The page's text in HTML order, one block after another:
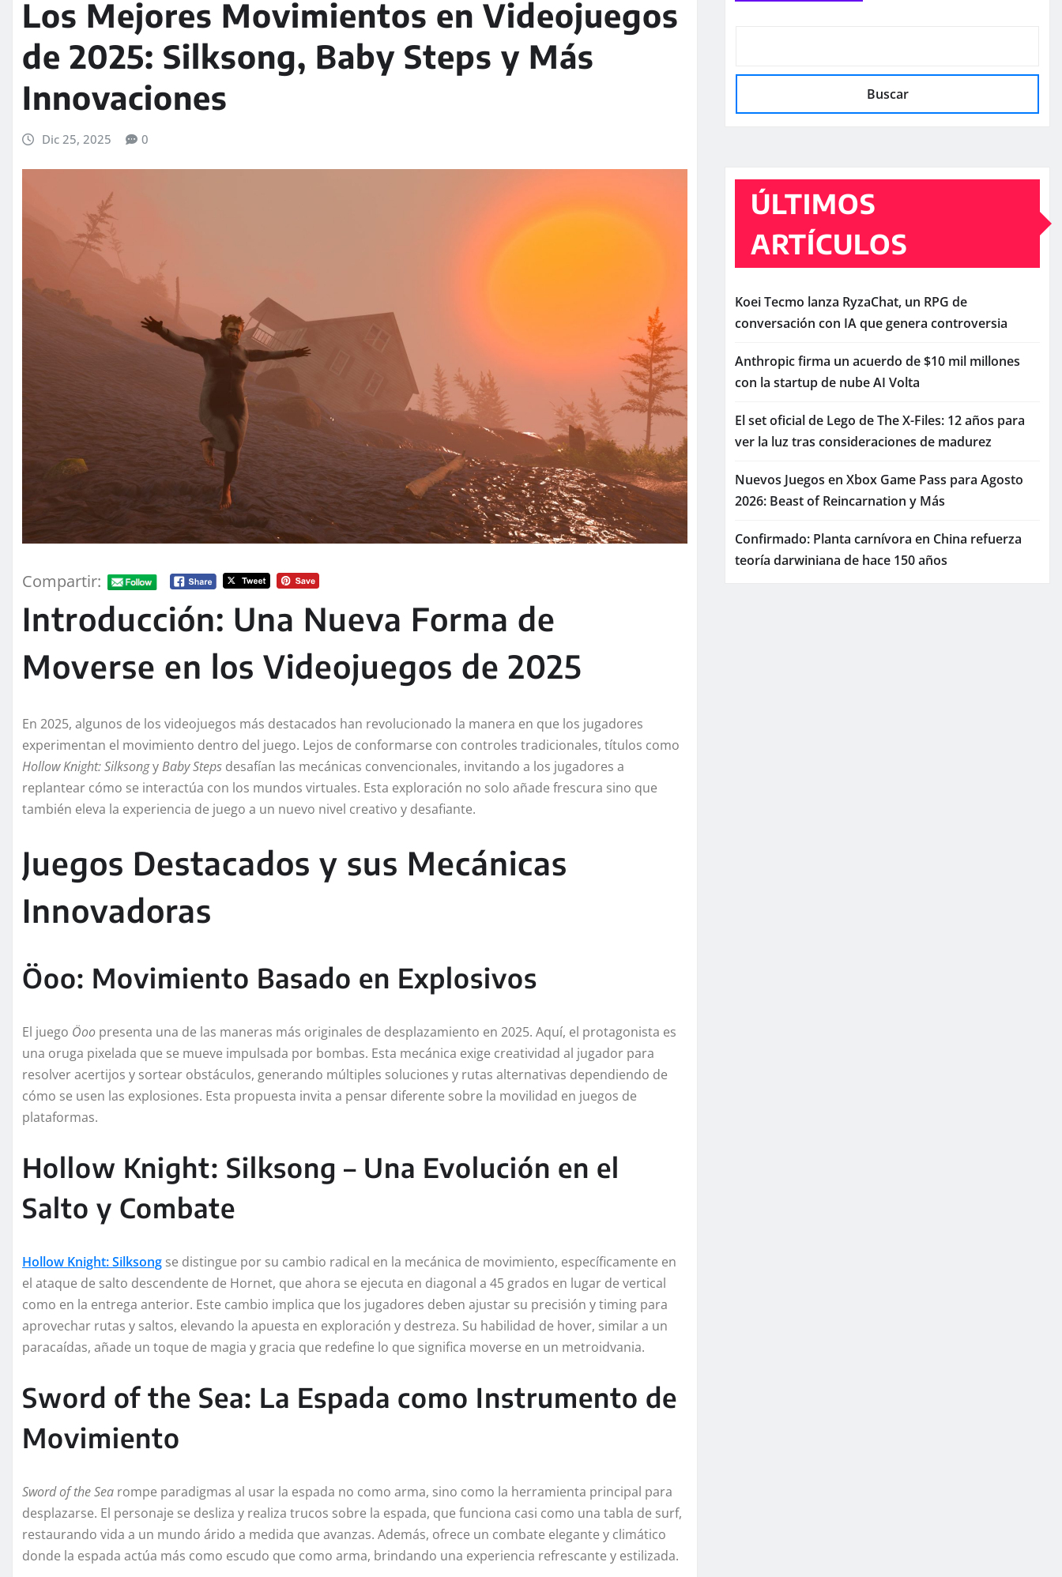
Los Mejores Movimientos en Videojuegos
de 2025: Silksong, Baby Steps y Más
Innovaciones
Dic 25, 2025 0
Compartir:
Introducción: Una Nueva Forma de
Moverse en los Videojuegos de 2025
En 2025, algunos de los videojuegos más destacados han revolucionado la manera en que los jugadores
experimentan el movimiento dentro del juego. Lejos de conformarse con controles tradicionales, títulos como
Hollow Knight: SilksongyBaby Steps desafían las mecánicas convencionales, invitando a los jugadores a
replantear cómo se interactúa con los mundos virtuales. Esta exploración no solo añade frescura sino que
también eleva la experiencia de juego a un nuevo nivel creativo y desafiante.
Juegos Destacados y sus Mecánicas
Innovadoras
Öoo: Movimiento Basado en Explosivos
El juego Öoo presenta una de las maneras más originales de desplazamiento en 2025. Aquí, el protagonista es
una oruga pixelada que se mueve impulsada por bombas. Esta mecánica exige creatividad al jugador para
resolver acertijos y sortear obstáculos, generando múltiples soluciones y rutas alternativas dependiendo de
cómo se usen las explosiones. Esta propuesta invita a pensar diferente sobre la movilidad en juegos de
plataformas.
Hollow Knight: Silksong – Una Evolución en el
Salto y Combate
Hollow Knight: Silksong se distingue por su cambio radical en la mecánica de movimiento, específicamente en
el ataque de salto descendente de Hornet, que ahora se ejecuta en diagonal a 45 grados en lugar de vertical
como en la entrega anterior. Este cambio implica que los jugadores deben ajustar su precisión y timing para
aprovechar rutas y saltos, elevando la apuesta en exploración y destreza. Su habilidad de hover, similar a un
paracaídas, añade un toque de magia y gracia que redefine lo que significa moverse en un metroidvania.
Sword of the Sea: La Espada como Instrumento de
Movimiento
Sword of the Sea rompe paradigmas al usar la espada no como arma, sino como la herramienta principal para
desplazarse. El personaje se desliza y realiza trucos sobre la espada, que funciona casi como una tabla de surf,
restaurando vida a un mundo árido a medida que avanzas. Además, ofrece un combate elegante y climático
donde la espada actúa más como escudo que como arma, brindando una experiencia refrescante y estilizada.
Buscar
ÚLTIMOS
ARTÍCULOS
Koei Tecmo lanza RyzaChat, un RPG de
conversación con IA que genera controversia
Anthropic firma un acuerdo de $10 mil millones
con la startup de nube AI Volta
El set oficial de Lego de The X-Files: 12 años para
ver la luz tras consideraciones de madurez
Nuevos Juegos en Xbox Game Pass para Agosto
2026: Beast of Reincarnation y Más
Confirmado: Planta carnívora en China refuerza
teoría darwiniana de hace 150 años